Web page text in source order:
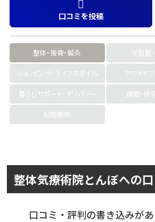
口コミを投稿
整体・接骨・鍼灸 学習塾
ショッピング・ライフスタイル
アウトド
暮らしサポート・デリバリー
建設・住
冠婚葬祭
整体気療術院とんぼへの
口コミ・評判の書き込みがあ